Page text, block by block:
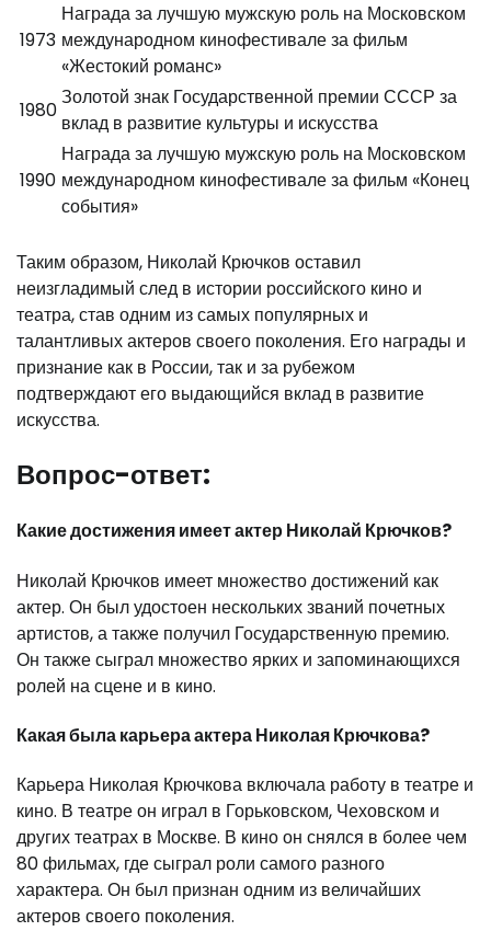
1973
Награда за лучшую мужскую роль на Московском
международном кинофестивале за фильм
«Жестокий романс»
1980
Золотой знак Государственной премии СССР за
вклад в развитие культуры и искусства
1990
Награда за лучшую мужскую роль на Московском
международном кинофестивале за фильм «Конец
события»
Таким образом, Николай Крючков оставил
неизгладимый след в истории российского кино и
театра, став одним из самых популярных и
талантливых актеров своего поколения. Его награды и
признание как в России, так и за рубежом
подтверждают его выдающийся вклад в развитие
искусства.
Вопрос-ответ:
Какие достижения имеет актер Николай Крючков?
Николай Крючков имеет множество достижений как
актер. Он был удостоен нескольких званий почетных
артистов, а также получил Государственную премию.
Он также сыграл множество ярких и запоминающихся
ролей на сцене и в кино.
Какая была карьера актера Николая Крючкова?
Карьера Николая Крючкова включала работу в театре и
кино. В театре он играл в Горьковском, Чеховском и
других театрах в Москве. В кино он снялся в более чем
80 фильмах, где сыграл роли самого разного
характера. Он был признан одним из величайших
актеров своего поколения.